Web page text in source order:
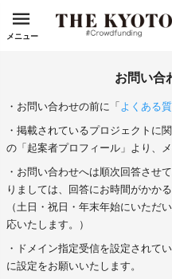
メニュー
お問い合
・お問い合わせの前に「 よくある
・掲載されているプロジェクトに
の「起案者プロフィール」より、
・お問い合わせへは順次回答させ
りましては、回答にお時間がかか
（土日・祝日・年末年始にいただ
応いたします。）
・ドメイン指定受信を設定されて
に設定をお願いいたします。